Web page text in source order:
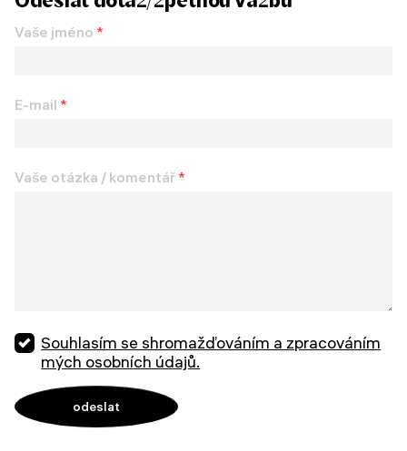
Vaše jméno *
E-mail *
Vaše otázka / komentář*
Souhlasím se shromažďováním a zpracováním
mých osobních údajů.